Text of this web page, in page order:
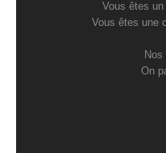
Vous êtes
Vous êtes une
Nos
On